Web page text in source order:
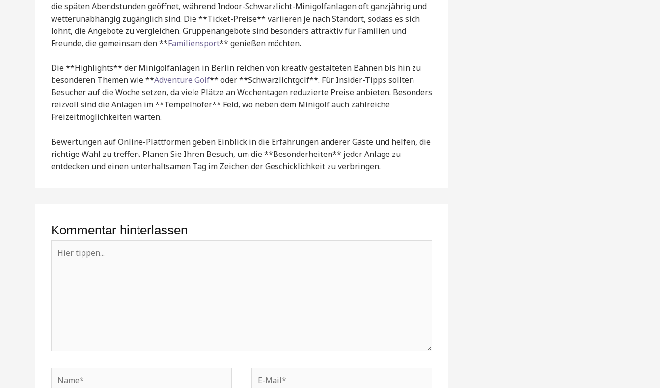
die späten Abendstunden geöffnet, während Indoor-Schwarzlicht-Minigolfanlagen oft ganzjährig und
wetterunabhängig zugänglich sind. Die **Ticket-Preise** variieren je nach Standort, sodass es sich
lohnt, die Angebote zu vergleichen. Gruppenangebote sind besonders attraktiv für Familien und
Freunde, die gemeinsam den **Familiensport** genießen möchten.
Die **Highlights** der Minigolfanlagen in Berlin reichen von kreativ gestalteten Bahnen bis hin zu
besonderen Themen wie **Adventure Golf** oder **Schwarzlichtgolf**. Für Insider-Tipps sollten
Besucher auf die Woche setzen, da viele Plätze an Wochentagen reduzierte Preise anbieten. Besonders
reizvoll sind die Anlagen im **Tempelhofer** Feld, wo neben dem Minigolf auch zahlreiche
Freizeitmöglichkeiten warten.
Bewertungen auf Online-Plattformen geben Einblick in die Erfahrungen anderer Gäste und helfen, die
richtige Wahl zu treffen. Planen Sie Ihren Besuch, um die **Besonderheiten** jeder Anlage zu
entdecken und einen unterhaltsamen Tag im Zeichen der Geschicklichkeit zu verbringen.
Kommentar hinterlassen
tippen...
Mail*